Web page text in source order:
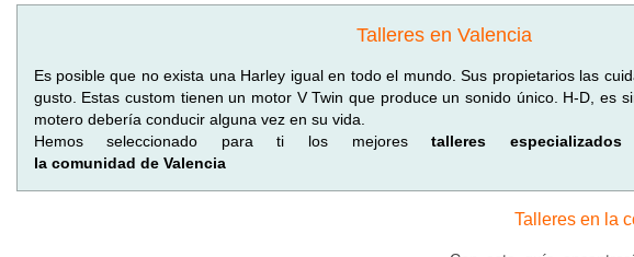
Talleres en Valencia
Es posible que no exista una Harley igual en todo el mundo. Sus propietarios las
gusto. Estas custom tienen un motor V Twin que produce un sonido único. H-D, es
motero debería conducir alguna vez en su vida.
Hemos seleccionado para ti los mejorestalleres
la comunidad de Valencia
Talleres en la